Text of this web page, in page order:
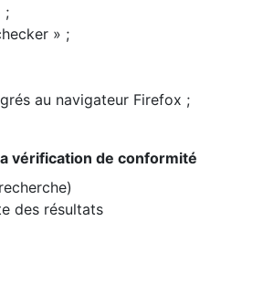
;
» ;
au navigateur Firefox ;
vérification de conformité
des résultats